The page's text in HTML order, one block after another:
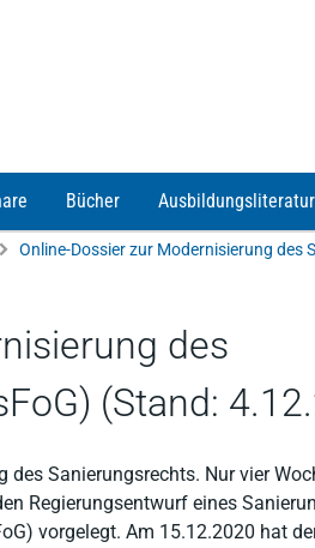
Bücher Ausbildungsliteratur
des
(Stand:
Sanierungsrechts. Nur vier
Regierungsentwurf eines
vorgelegt. Am 15.12.2020 hat